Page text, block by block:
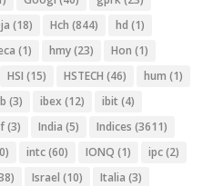
(18) Hch (844) hd (1)
(1) hmy(23) Hon (1)
HSI (15) HSTECH (46) hum (1)
(3) ibex (12) ibit (4)
(3) India (5) Indices (3611)
intc(60) IONQ (1) ipc(2)
Israel (10) Italia (3)